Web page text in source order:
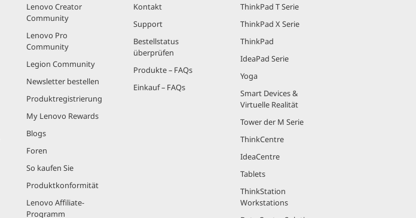
Lenovo Creator
Community
Lenovo Pro
Community
Legion Community
Newsletter bestellen
Produktregistrierung
My Lenovo Rewards
Blogs
Foren
So kaufen Sie
Produktkonformität
Lenovo Affiliate-
Programm
Kontakt
Support
Bestellstatus
überprüfen
Produkte – FAQs
Einkauf – FAQs
ThinkPad T Serie
ThinkPad X Serie
ThinkPad
IdeaPad Serie
Yoga
Smart Devices &
Virtuelle Realität
Tower der M Serie
ThinkCentre
IdeaCentre
Tablets
ThinkStation
Workstations